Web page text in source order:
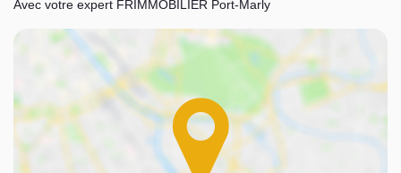
Avec votre expert FRIMMOBILIER Port-Marly